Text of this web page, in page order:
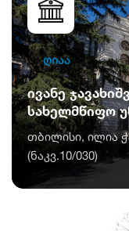
ღიაა
ივანე
სახელმწიფო
თბილისი, ილია
(ნაკვ.10/030)